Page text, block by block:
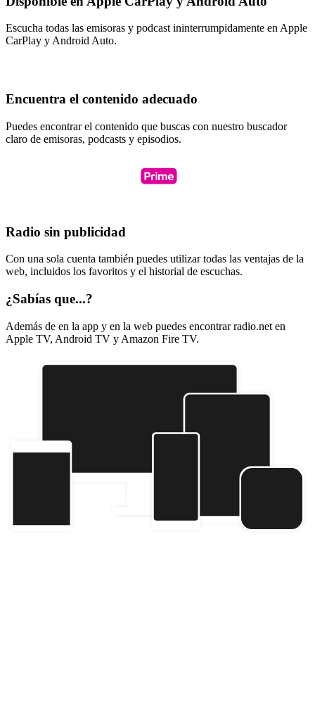
Escucha todas las emisoras y podcast ininterrumpidamente en Apple
CarPlay y Android Auto.
Encuentra el contenido adecuado
Puedes encontrar el contenido que buscas con nuestro buscador
claro de emisoras, podcasts y episodios.
Radio sin publicidad
Con una sola cuenta también puedes utilizar todas las ventajas de la
web, incluidos los favoritos y el historial de escuchas.
¿Sabías que...?
Además de en la app y en la web puedes encontrar radio.net en
Apple TV, Android TV y Amazon Fire TV.